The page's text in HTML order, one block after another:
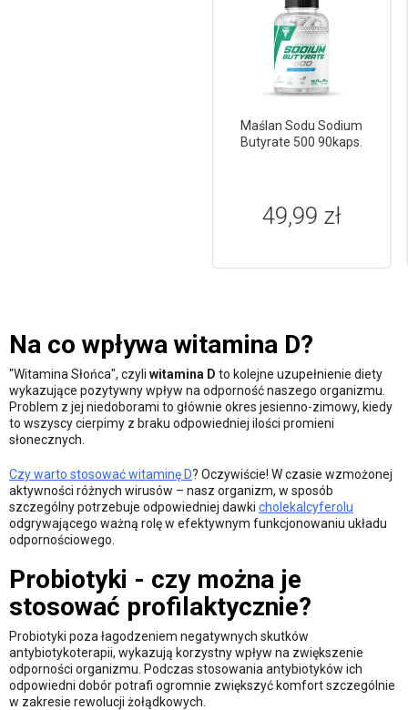
Maślan Sodu Sodium
Butyrate 500 90kaps.
49,99 zł
Na co wpływa witamina D?
"Witamina Słońca", czyli witamina D to kolejne uzupełnienie diety
wykazujące pozytywny wpływ na odporność naszego organizmu.
Problem z jej niedoborami to głównie okres jesienno-zimowy, kiedy
to wszyscy cierpimy z braku odpowiedniej ilości promieni
słonecznych.
Czy warto stosować witaminę D? Oczywiście! W czasie wzmożonej
aktywności różnych wirusów – nasz organizm, w sposób
szczególny potrzebuje odpowiedniej dawki cholekalcyferolu
odgrywającego ważną rolę w efektywnym funkcjonowaniu układu
odpornościowego.
Probiotyki - czy można je
stosować profilaktycznie?
Probiotyki poza łagodzeniem negatywnych skutków
antybiotykoterapii, wykazują korzystny wpływ na zwiększenie
odporności organizmu. Podczas stosowania antybiotyków ich
odpowiedni dobór potrafi ogromnie zwiększyć komfort szczególnie
w zakresie rewolucji żołądkowych.